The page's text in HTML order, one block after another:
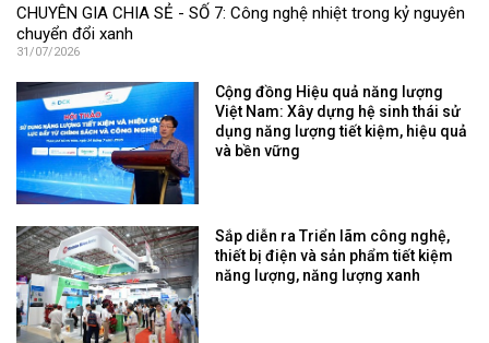
CHUYÊN GIA CHIA SẺ - SỐ 7: Công nghệ nhiệt trong kỷ nguyên
chuyển đổi xanh
31/07/2026
Cộng đồng Hiệu quả năng lượng
Việt Nam: Xây dựng hệ sinh thái sử
dụng năng lượng tiết kiệm, hiệu quả
và bền vững
Sắp diễn ra Triển lãm công nghệ,
thiết bị điện và sản phẩm tiết kiệm
năng lượng, năng lượng xanh